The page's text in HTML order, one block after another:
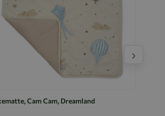
Cam Cam, Dreamland
›